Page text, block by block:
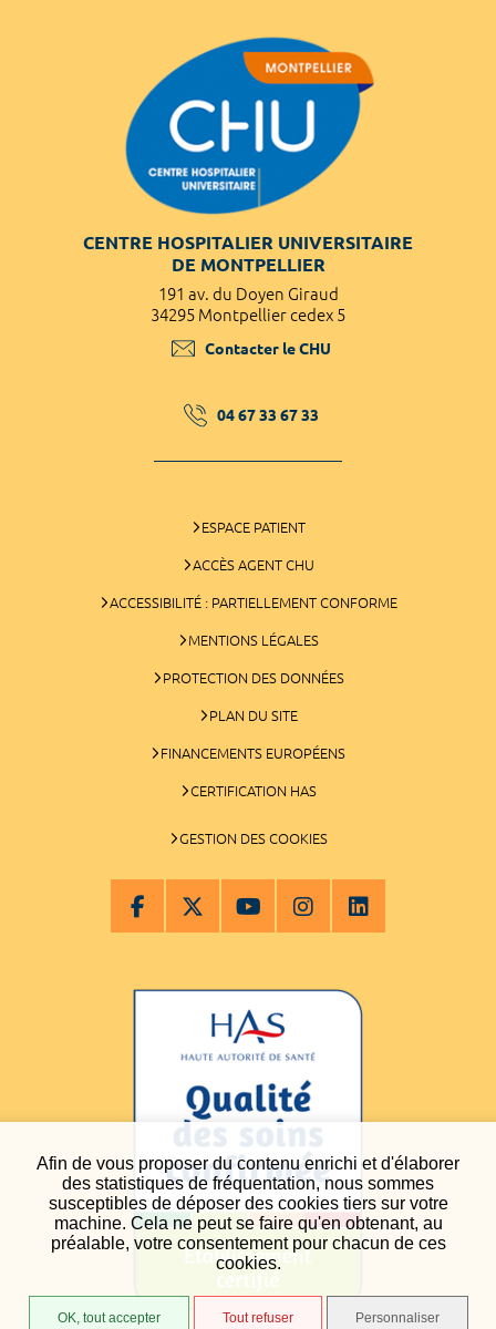
Afin de vous proposer du contenu enrichi et d'élaborer
des statistiques de fréquentation, nous sommes
susceptibles de déposer des cookies tiers sur votre
machine. Cela ne peut se faire qu'en obtenant, au
préalable, votre consentement pour chacun de ces
cookies.
OK, tout accepter Tout refuser Personnaliser
CENTRE HOSPITALIER UNIVERSITAIRE
DE MONTPELLIER
191 av. du Doyen Giraud
34295 Montpellier cedex 5
Contacter le CHU
04 67 33 67 33
ESPACE PATIENT
ACCÈS AGENT CHU
ACCESSIBILITÉ : PARTIELLEMENT CONFORME
MENTIONS LÉGALES
PROTECTION DES DONNÉES
PLAN DU SITE
FINANCEMENTS EUROPÉENS
CERTIFICATION HAS
GESTION DES COOKIES